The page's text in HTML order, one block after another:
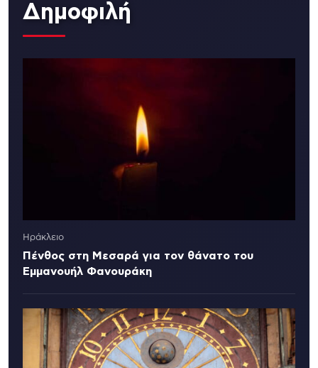
Δημοφιλή
Ηράκλειο
Πένθος στη Μεσαρά για τον θάνατο του
Εμμανουήλ Φανουράκη